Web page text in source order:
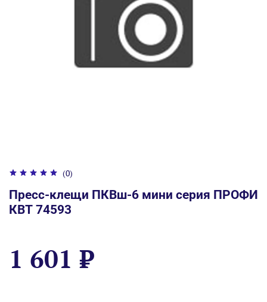
(0)
Пресс-клещи ПКВш-6 мини серия ПРОФИ
КВТ 74593
1 601 ₽